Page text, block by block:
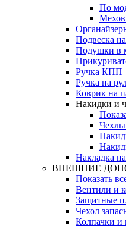
По
Подвеска
Подушки в
Ручка КПП
Ручка на
Коврик на
Накидки и
Чехлы
Накладка
ВНЕШНИЕ
Показать
Вентили и
Защитные
Чехол
Колпачки и